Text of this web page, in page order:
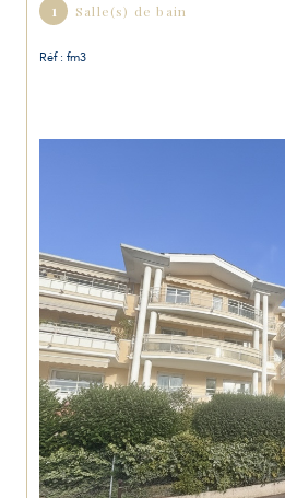
1
Salle(s) de bain
Réf : fm3